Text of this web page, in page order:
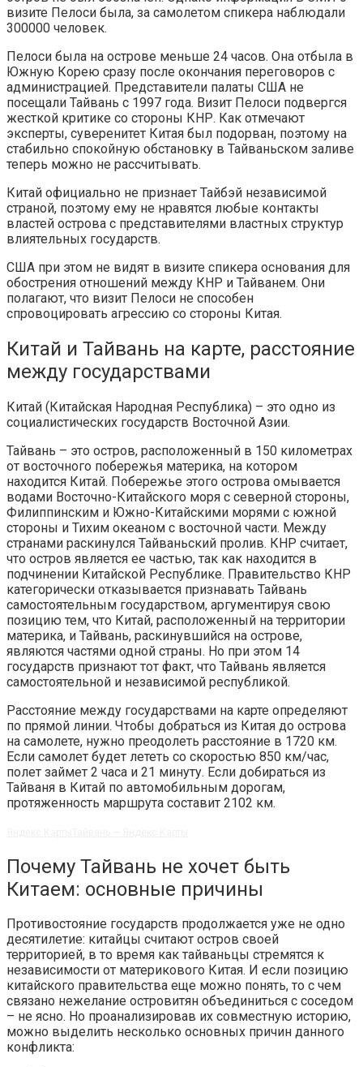
визите Пелоси была, за самолетом спикера наблюдали
300000 человек.
Пелоси была на острове меньше 24 часов. Она отбыла в
Южную Корею сразу после окончания переговоров с
администрацией. Представители палаты США не
посещали Тайвань с 1997 года. Визит Пелоси подвергся
жесткой критике со стороны КНР. Как отмечают
эксперты, суверенитет Китая был подорван, поэтому на
стабильно спокойную обстановку в Тайваньском заливе
теперь можно не рассчитывать.
Китай официально не признает Тайбэй независимой
страной, поэтому ему не нравятся любые контакты
властей острова с представителями властных структур
влиятельных государств.
США при этом не видят в визите спикера основания для
обострения отношений между КНР и Тайванем. Они
полагают, что визит Пелоси не способен
спровоцировать агрессию со стороны Китая.
Китай и Тайвань на карте, расстояние
между государствами
Китай (Китайская Народная Республика) – это одно из
социалистических государств Восточной Азии.
Тайвань – это остров, расположенный в 150 километрах
от восточного побережья материка, на котором
находится Китай. Побережье этого острова омывается
водами Восточно-Китайского моря с северной стороны,
Филиппинским и Южно-Китайскими морями с южной
стороны и Тихим океаном с восточной части. Между
странами раскинулся Тайваньский пролив. КНР считает,
что остров является ее частью, так как находится в
подчинении Китайской Республике. Правительство КНР
категорически отказывается признавать Тайвань
самостоятельным государством, аргументируя свою
позицию тем, что Китай, расположенный на территории
материка, и Тайвань, раскинувшийся на острове,
являются частями одной страны. Но при этом 14
государств признают тот факт, что Тайвань является
самостоятельной и независимой республикой.
Расстояние между государствами на карте определяют
по прямой линии. Чтобы добраться из Китая до острова
на самолете, нужно преодолеть расстояние в 1720 км.
Если самолет будет лететь со скоростью 850 км/час,
полет займет 2 часа и 21 минуту. Если добираться из
Тайваня в Китай по автомобильным дорогам,
протяженность маршрута составит 2102 км.
Почему Тайвань не хочет быть
Китаем: основные причины
Противостояние государств продолжается уже не одно
десятилетие: китайцы считают остров своей
территорией, в то время как тайваньцы стремятся к
независимости от материкового Китая. И если позицию
китайского правительства еще можно понять, то с чем
связано нежелание островитян объединиться с соседом
– не ясно. Но проанализировав их совместную историю,
можно выделить несколько основных причин данного
конфликта: